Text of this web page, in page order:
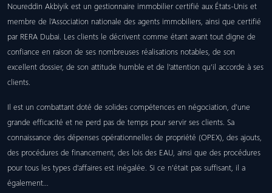
Noureddin Akbiyik est un gestionnaire immobilier certifié aux États-Unis et
membre de l’Association nationale des agents immobiliers, ainsi que certifié
par RERA Dubai. Les clients le décrivent comme étant avant tout digne de
confiance en raison de ses nombreuses réalisations notables, de son
excellent dossier, de son attitude humble et de l’attention qu’il accorde à ses
clients.
Il est un combattant doté de solides compétences en négociation, d’une
grande efficacité et ne perd pas de temps pour servir ses clients. Sa
connaissance des dépenses opérationnelles de propriété (OPEX), des ajouts,
des procédures de financement, des lois des EAU, ainsi que des procédures
pour tous les types d’affaires est inégalée. Si ce n’était pas suffisant, il a
également…